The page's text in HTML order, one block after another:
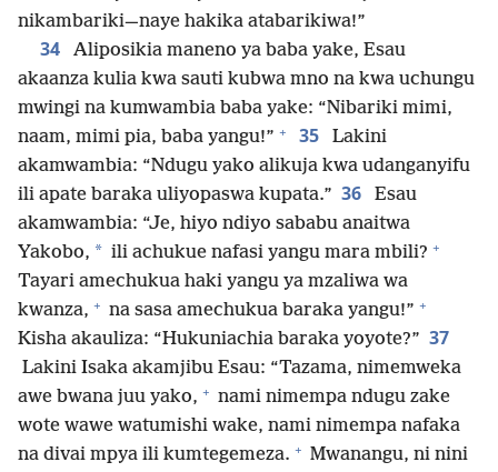
nikambariki—naye hakika atabarikiwa!”
34
Aliposikia maneno ya baba yake, Esau
akaanza kulia kwa sauti kubwa mno na kwa uchungu
mwingi na kumwambia baba yake: “Nibariki mimi,
naam, mimi pia, baba yangu!” + 35
Lakini
akamwambia: “Ndugu yako alikuja kwa udanganyifu
ili apate baraka uliyopaswa kupata.” 36
Esau
akamwambia: “Je, hiyo ndiyo sababu anaitwa
Yakobo, * ili achukue nafasi yangu mara mbili? +
Tayari amechukua haki yangu ya mzaliwa wa
kwanza, + na sasa amechukua baraka yangu!” +
Kisha akauliza: “Hukuniachia baraka yoyote?” 37
Lakini Isaka akamjibu Esau: “Tazama, nimemweka
awe bwana juu yako, + nami nimempa ndugu zake
wote wawe watumishi wake, nami nimempa nafaka
na divai mpya ili kumtegemeza. + Mwanangu, ni nini